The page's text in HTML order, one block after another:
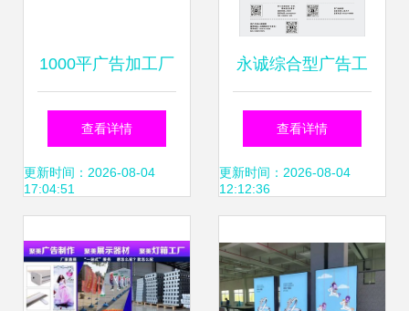
1000平广告加工厂
设备清单 200万成
本配置了哪些机器
查看详情
更新时间：2026-08-04
17:04:51
永诚综合型广告工
厂——一站式广告
制作服务的行业标
查看详情
更新时间：2026-08-04
12:12:36